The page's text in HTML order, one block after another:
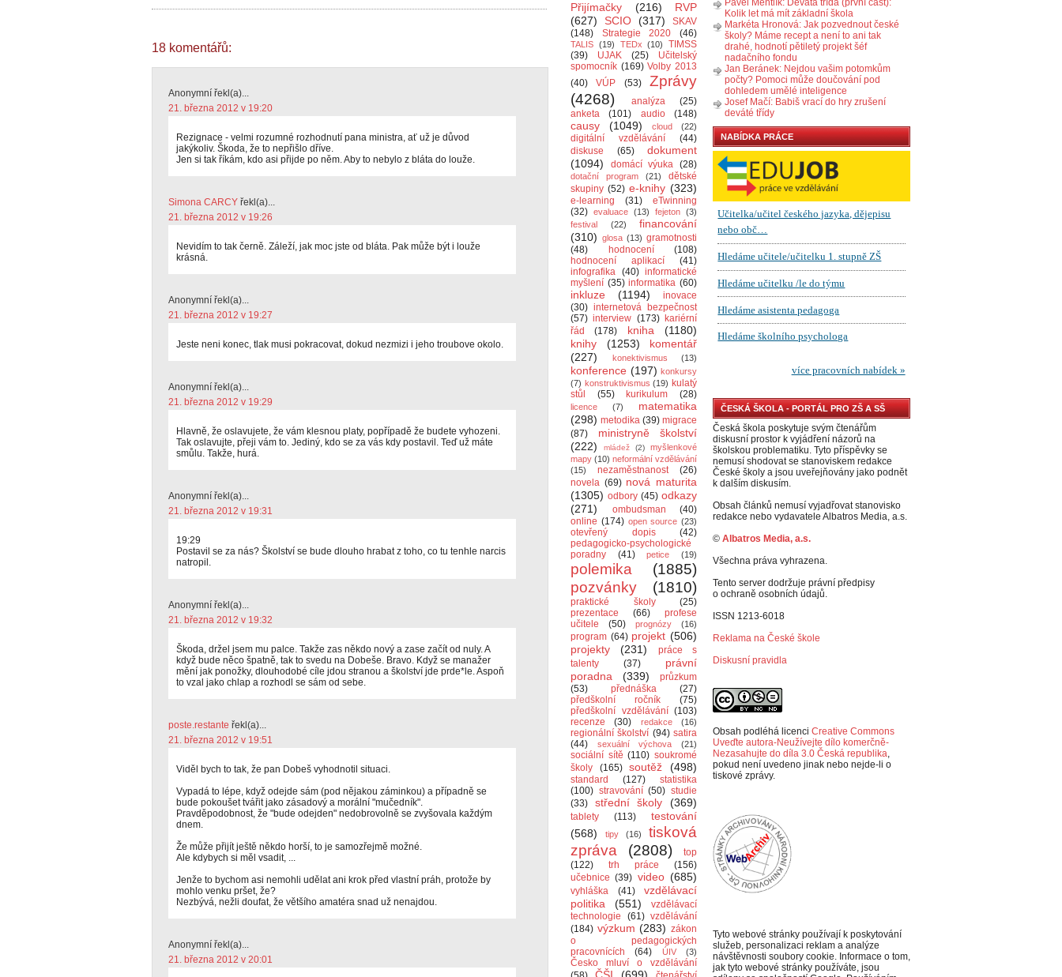
18 komentářů:
Anonymní řekl(a)...
21. března 2012 v 19:20
Rezignace - velmi rozumné rozhodnutí pana ministra, ať už je důvod
jakýkoliv. Škoda, že to nepřišlo dříve.
Jen si tak říkám, kdo asi přijde po něm. Aby to nebylo z bláta do louže.
Simona CARCY řekl(a)...
21. března 2012 v 19:26
Nevidím to tak černě. Záleží, jak moc jste od bláta. Pak může být i louže
krásná.
Anonymní řekl(a)...
21. března 2012 v 19:27
Jeste neni konec, tlak musi pokracovat, dokud nezmizi i jeho troubove okolo.
Anonymní řekl(a)...
21. března 2012 v 19:29
Hlavně, že oslavujete, že vám klesnou platy, popřípadě že budete vyhozeni.
Tak oslavujte, přeji vám to. Jediný, kdo se za vás kdy postavil. Teď už máte
smůlu. Takže, hurá.
Anonymní řekl(a)...
21. března 2012 v 19:31
19:29
Postavil se za nás? Školství se bude dlouho hrabat z toho, co tu tenhle narcis
natropil.
Anonymní řekl(a)...
21. března 2012 v 19:32
Škoda, držel jsem mu palce. Takže zas někdo nový a zase začít od nuly. A
když bude něco špatně, tak to svedu na Dobeše. Bravo. Když se manažer
mění jak ponožky, dlouhodobé cíle jdou stranou a školství jde prde*le. Aspoň
to vzal jako chlap a rozhodl se sám od sebe.
poste.restante řekl(a)...
21. března 2012 v 19:51
Viděl bych to tak, že pan Dobeš vyhodnotil situaci.
Vypadá to lépe, když odejde sám (pod nějakou záminkou) a případně se
bude pokoušet tvářit jako zásadový a morální "mučedník".
Pravděpodobnost, že "bude odejden" nedobrovolně se zvyšovala každým
dnem.
Že může přijít ještě někdo horší, to je samozřejmě možné.
Ale kdybych si měl vsadit, ...
Jenže to bychom asi nemohli udělat ani krok před vlastní práh, protože by
mohlo venku pršet, že?
Nezbývá, nežli doufat, že většího amatéra snad už nenajdou.
Anonymní řekl(a)...
21. března 2012 v 20:01
Přijímačky (216)
RVP
(627)
SCIO (317)
SKAV
(148)
Strategie 2020 (46)
TALIS (19) TEDx (10)
TIMSS
(39)
UJAK (25)
Učitelský
spomocník (169) Volby 2013
(40)
VÚP (53)
Zprávy
(4268)
analýza
(25)
anketa
(101) audio (148)
causy (1049) cloud (22)
digitální vzdělávání
(44)
diskuse
(65)
dokument
(1094)
domácí výuka (28)
dotační program (21)
dětské
skupiny (52) e-knihy (323)
e-learning (31)
eTwinning
(32) evaluace (13) fejeton (3)
festival
(22)
financování
(310) glosa (13) gramotnosti
(48)
hodnocení
(108)
hodnocení aplikací
(41)
infografika (40) informatické
myšlení (35) informatika (60)
inkluze (1194)
inovace
(30) internetová bezpečnost
(57) interview (173) kariérní
řád
(178) kniha
(1180)
knihy
(1253)
komentář
(227)
konektivismus (13)
konference (197) konkursy
(7) konstruktivismus (19) kulatý
stůl
(55) kurikulum (28)
licence (7)
matematika
(298) metodika (39) migrace
(87)
ministryně školství
(222)
mládež (2)
myšlenkové
mapy (10) neformální vzdělávání
(15)
nezaměstnanost
(26)
novela (69) nová maturita
(1305) odbory (45) odkazy
(271)
ombudsman
(40)
online (174) open source (23)
otevřený dopis
(42)
pedagogicko-psychologické
poradny
(41) petice (19)
polemika
(1885)
pozvánky
(1810)
praktické školy
(25)
prezentace
(66)
profese
učitele
(50) prognózy (16)
program (64) projekt (506)
projekty
(231)
práce s
talenty
(37)
právní
poradna
(339)
průzkum
(53)
přednáška
(27)
předškolní ročník
(75)
předškolní vzdělávání (103)
recenze
(30) redakce (16)
regionální školství (94) satira
(44)
sexuální výchova (21)
sociální sítě (110) soukromé
školy
(165) soutěž (498)
standard (127)
statistika
(100) stravování (50) studie
(33)
střední školy (369)
tablety (113)
testování
(568)
tipy (16)
tisková
zpráva
(2808)
top
(122)
trh práce
(156)
učebnice (39) video (685)
vyhláška (41)
vzdělávací
politika
(551)
vzdělávací
technologie
(61) vzdělávání
(184) výzkum (283) zákon
o pedagogických
pracovnících
(64) ÚIV (3)
Česko mluví o vzdělávání
Kolik let má mít základní škola
Markéta Hronová: Jak pozvednout české
školy? Máme recept a není to ani tak
drahé, hodnotí pětiletý projekt šéf
nadačního fondu
Jan Beránek: Nejdou vašim potomkům
počty? Pomoci může doučování pod
dohledem umělé inteligence
Josef Mačí: Babiš vrací do hry zrušení
deváté třídy
NABÍDKA PRÁCE
ČESKÁ ŠKOLA - PORTÁL PRO ZŠ A SŠ
Česká škola poskytuje svým čtenářům
diskusní prostor k vyjádření názorů na
školskou problematiku. Tyto příspěvky se
nemusí shodovat se stanoviskem redakce
České školy a jsou uveřejňovány jako podnět
k dalším diskusím.
Obsah článků nemusí vyjadřovat stanovisko
redakce nebo vydavatele Albatros Media, a.s.
© Albatros Media, a.s.
Všechna práva vyhrazena.
Tento server dodržuje právní předpisy
o ochraně osobních údajů.
ISSN 1213-6018
Reklama na České škole
Diskusní pravidla
Obsah podléhá licenci Creative Commons
Uveďte autora-Neužívejte dílo komerčně-
Nezasahujte do díla 3.0 Česká republika
pokud není uvedeno jinak nebo nejde-li o
tiskové zprávy.
Tyto webové stránky používají k poskytování
služeb, personalizaci reklam a analýze
návštěvnosti soubory cookie. Informace o tom,
jak tyto webové stránky používáte, jsou